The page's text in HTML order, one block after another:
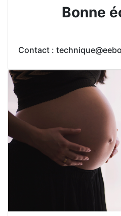
Bonne
Contact :